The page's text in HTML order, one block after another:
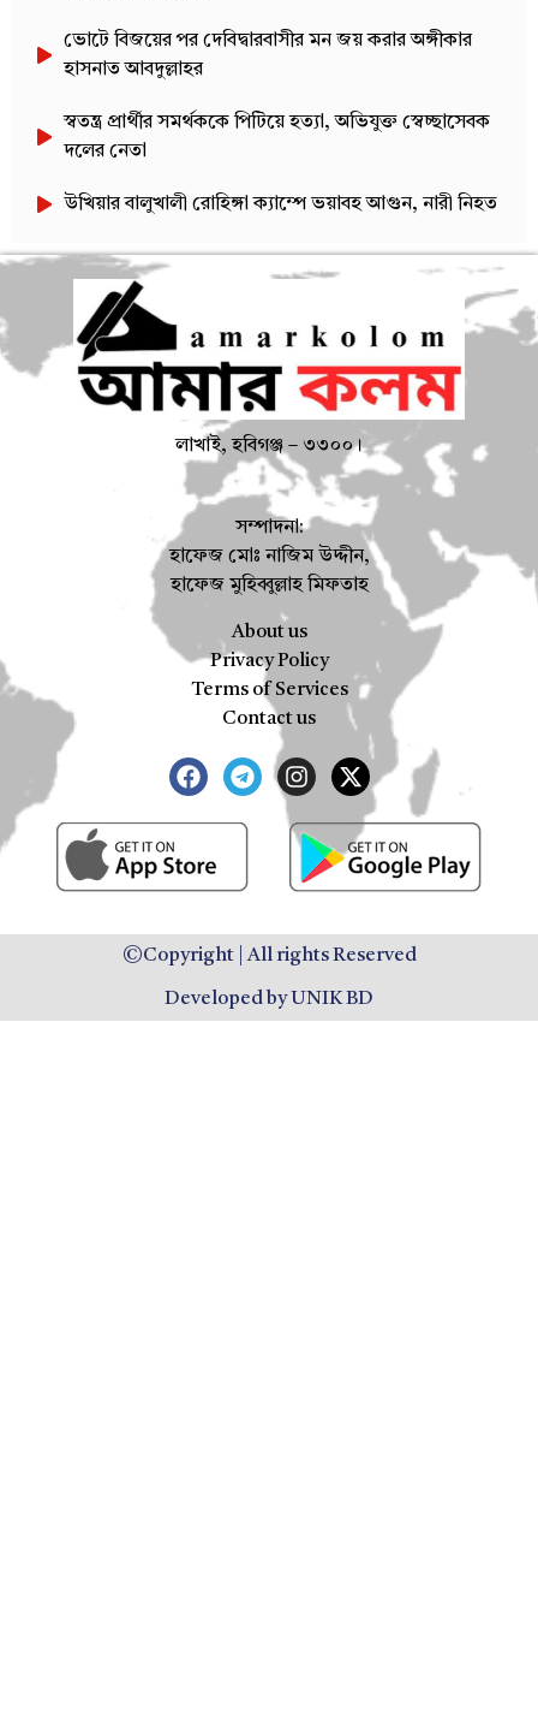
ভোটে বিজয়ের পর দেবিদ্বারবাসীর মন জয় করার অঙ্গীকার
হাসনাত আবদুল্লাহর
স্বতন্ত্র প্রার্থীর সমর্থককে পিটিয়ে হত্যা, অভিযুক্ত স্বেচ্ছাসেবক
দলের নেতা
উখিয়ার বালুখালী রোহিঙ্গা ক্যাম্পে ভয়াবহ আগুন, নারী নিহত
লাখাই, হবিগঞ্জ – ৩৩০০।
সম্পাদনা:
হাফেজ মোঃ নাজিম উদ্দীন,
হাফেজ মুহিব্বুল্লাহ মিফতাহ
About us
Privacy Policy
Terms of Services
Contact us
©Copyright | All rights Reserved
Developed by UNIK BD